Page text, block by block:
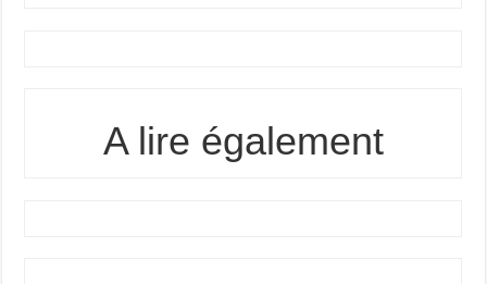
A lire également